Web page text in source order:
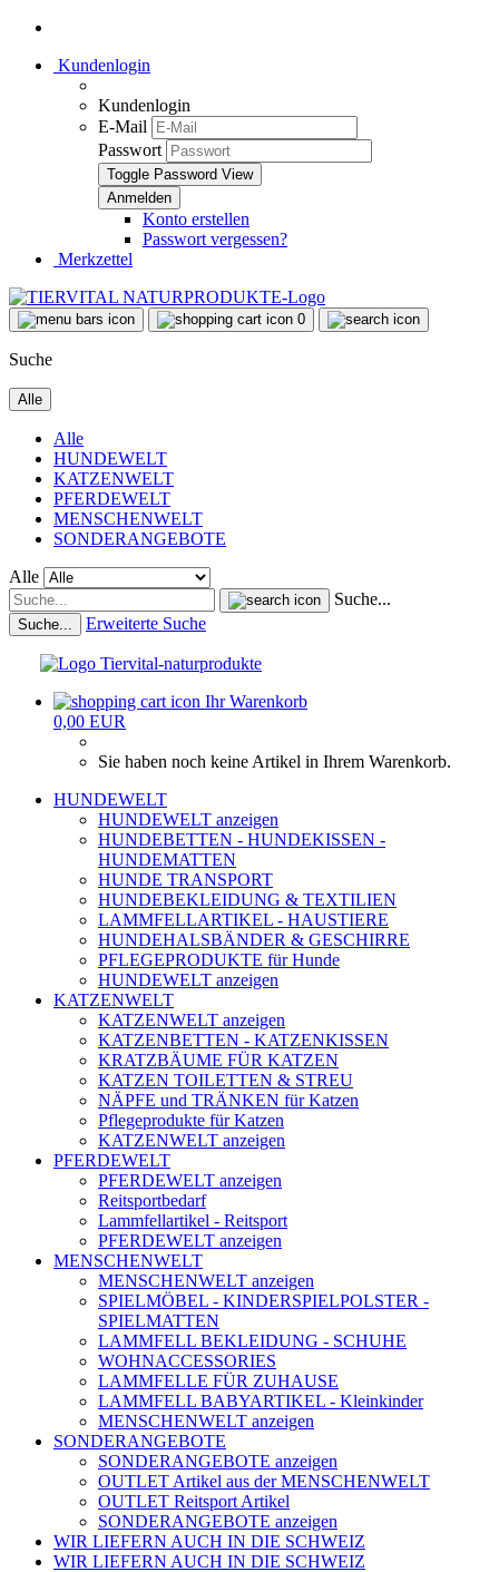
Kundenlogin
Kundenlogin
E-Mail
Passwort
Toggle Password View
Konto erstellen
Passwort vergessen?
Merkzettel
0
Suche
Alle
Alle
HUNDEWELT
KATZENWELT
PFERDEWELT
MENSCHENWELT
SONDERANGEBOTE
Alle
Suche...
Suche... Erweiterte Suche
Ihr Warenkorb
0,00 EUR
Sie haben noch keine Artikel in Ihrem Warenkorb.
HUNDEWELT
HUNDEWELT anzeigen
HUNDEBETTEN - HUNDEKISSEN -
HUNDEMATTEN
HUNDE TRANSPORT
HUNDEBEKLEIDUNG & TEXTILIEN
LAMMFELLARTIKEL - HAUSTIERE
HUNDEHALSBÄNDER & GESCHIRRE
PFLEGEPRODUKTE für Hunde
HUNDEWELT anzeigen
KATZENWELT
KATZENWELT anzeigen
KATZENBETTEN - KATZENKISSEN
KRATZBÄUME FÜR KATZEN
KATZEN TOILETTEN & STREU
NÄPFE und TRÄNKEN für Katzen
Pflegeprodukte für Katzen
KATZENWELT anzeigen
PFERDEWELT
PFERDEWELT anzeigen
Reitsportbedarf
Lammfellartikel - Reitsport
PFERDEWELT anzeigen
MENSCHENWELT
MENSCHENWELT anzeigen
SPIELMÖBEL - KINDERSPIELPOLSTER -
SPIELMATTEN
LAMMFELL BEKLEIDUNG - SCHUHE
WOHNACCESSORIES
LAMMFELLE FÜR ZUHAUSE
LAMMFELL BABYARTIKEL - Kleinkinder
MENSCHENWELT anzeigen
SONDERANGEBOTE
SONDERANGEBOTE anzeigen
OUTLET Artikel aus der MENSCHENWELT
OUTLET Reitsport Artikel
SONDERANGEBOTE anzeigen
WIR LIEFERN AUCH IN DIE SCHWEIZ
WIR LIEFERN AUCH IN DIE SCHWEIZ